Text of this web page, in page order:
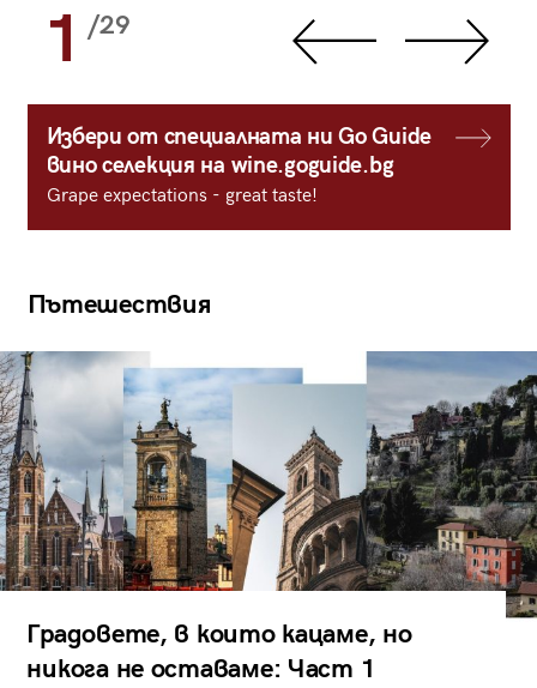
1 /29
Избери от специалната ни Go Guide
вино селекция на wine.goguide.bg
Grape expectations - great taste!
Пътешествия
Градовете, в които кацаме, но
никога не оставаме: Част 1